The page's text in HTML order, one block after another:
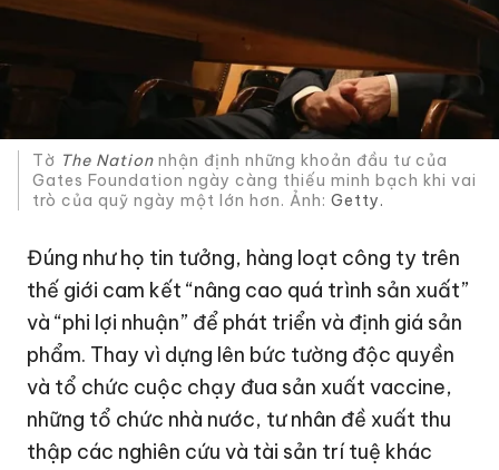
Tờ The Nation nhận định những khoản đầu tư của
Gates Foundation ngày càng thiếu minh bạch khi vai
trò của quỹ ngày một lớn hơn. Ảnh:Getty.
Đúng như họ tin tưởng, hàng loạt công ty trên
thế giới cam kết “nâng cao quá trình sản xuất”
và “phi lợi nhuận” để phát triển và định giá sản
phẩm. Thay vì dựng lên bức tường độc quyền
và tổ chức cuộc chạy đua sản xuất vaccine,
những tổ chức nhà nước, tư nhân đề xuất thu
thập các nghiên cứu và tài sản trí tuệ khác